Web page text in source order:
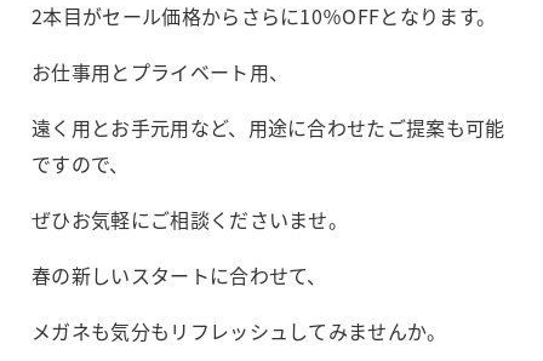
2本目がセール価格からさらに10％OFFとなります。
お仕事用とプライベート用、
遠く用とお手元用など、用途に合わせたご提案も可能
ですので、
ぜひお気軽にご相談くださいませ。
春の新しいスタートに合わせて、
メガネも気分もリフレッシュしてみませんか。